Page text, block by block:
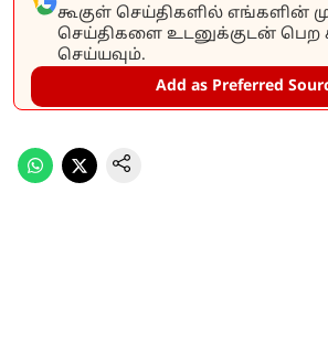
கூகுள் செய்திகளில் எங்களின்
செய்திகளை உடனுக்குடன் பெற
செய்யவும்.
Add as Preferred